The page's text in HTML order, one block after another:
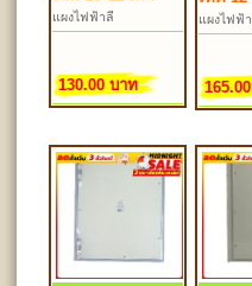
แผงไฟฟ้าลี
130.00 บาท
แผงไฟฟ้